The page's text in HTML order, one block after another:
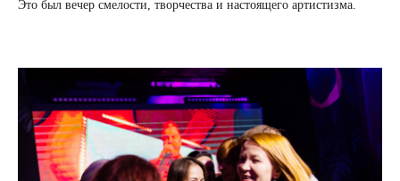
Это был вечер смелости, творчества и настоящего артистизма.